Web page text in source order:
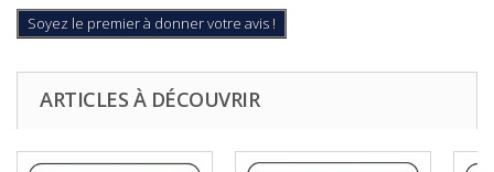
Soyez le premier à donner votre avis !
ARTICLES À DÉCOUVRIR